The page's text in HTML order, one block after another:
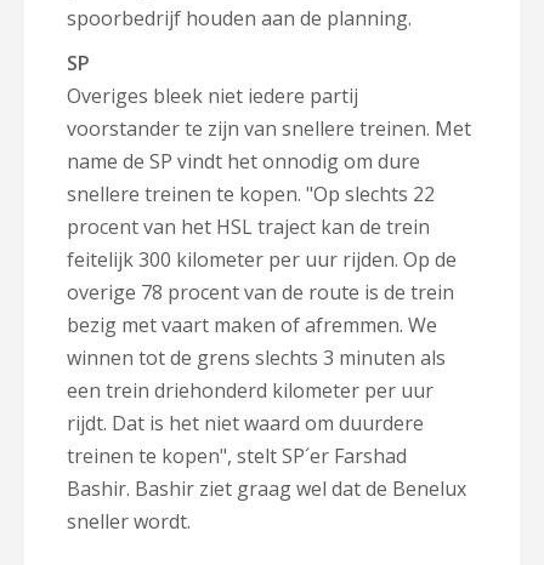
spoorbedrijf houden aan de planning.
SP
Overiges bleek niet iedere partij
voorstander te zijn van snellere treinen. Met
name de SP vindt het onnodig om dure
snellere treinen te kopen. "Op slechts 22
procent van het HSL traject kan de trein
feitelijk 300 kilometer per uur rijden. Op de
overige 78 procent van de route is de trein
bezig met vaart maken of afremmen. We
winnen tot de grens slechts 3 minuten als
een trein driehonderd kilometer per uur
rijdt. Dat is het niet waard om duurdere
treinen te kopen", stelt SP´er Farshad
Bashir. Bashir ziet graag wel dat de Benelux
sneller wordt.